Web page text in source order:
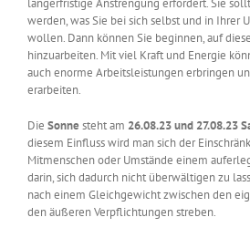
längerfristige Anstrengung erfordert. Sie
werden, was Sie bei sich selbst und in Ihrer
wollen. Dann können Sie beginnen, auf
hinzuarbeiten. Mit viel Kraft und Energie
auch enorme Arbeitsleistungen erbringen
erarbeiten.
Die Sonne steht am 26.08.23 und 27.08.23
diesem Einfluss wird man sich der
Mitmenschen oder Umstände einem
darin, sich dadurch nicht überwältigen zu
nach einem Gleichgewicht zwischen den
den äußeren Verpflichtungen streben.